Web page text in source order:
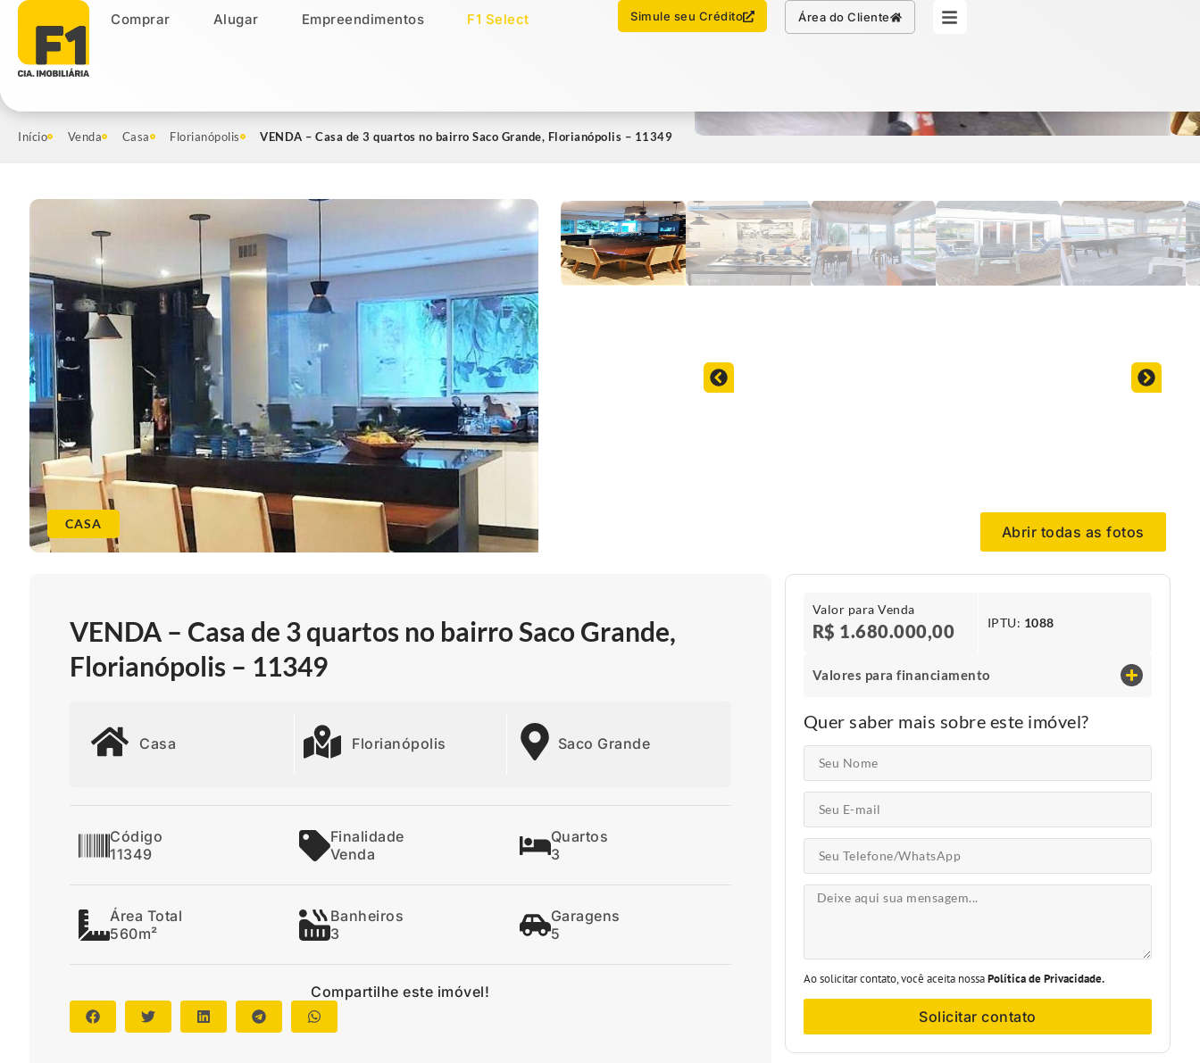
Comprar Alugar Empreendimentos F1 Select Simule seu Crédito Área do Cliente
Comprar Alugar Empreendimentos Imóveis Select
Chamar no WhatsApp Simule seu Crédito
Início Venda Casa Florianópolis VENDA – Casa de 3 quartos no bairro Saco Grande, Florianópolis – 11349
CASA Abrir todas as fotos
VENDA – Casa de 3 quartos no bairro Saco Grande,
Florianópolis – 11349
Casa Florianópolis Saco Grande
Código
11349
Finalidade
Venda
Quartos
3
Área Total
560m²
Banheiros
3
Garagens
5
Compartilhe este imóvel!
Valor para Venda
R$ 1.680.000,00 IPTU​: 1088
Valores para financiamento
Quer saber mais sobre este imóvel?
Ao solicitar contato, você aceita nossaPolítica de Privacidade.
Solicitar contato